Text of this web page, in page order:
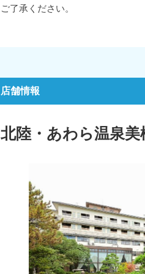
ご了承ください。
店舗情報
北陸・あわら温泉美